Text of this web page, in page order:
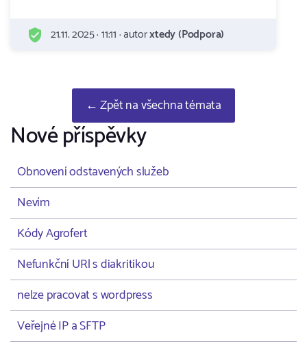
21.11. 2025 · 11:11 · autorxtedy (Podpora)
← Zpět na všechna témata
Nové příspěvky
Obnovení odstavených služeb
Nevím
Kódy Agrofert
Nefunkční URl s diakritikou
nelze pracovat s wordpress
Veřejné IP a SFTP